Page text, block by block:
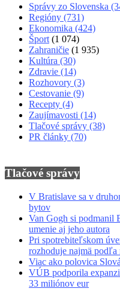
Správy zo Slovenska
Regióny (731)
Ekonomika (424)
Šport (1 074)
Zahraničie (1 935)
Kultúra (30)
Zdravie (14)
Rozhovory (3)
Cestovanie (9)
Recepty (4)
Zaujímavosti (14)
Tlačové správy (38)
PR články (70)
Tlačové správy
V Bratislave sa v
bytov
Van Gogh si podmanil
umenie aj jeho autora
Pri spotrebiteľskom
rozhoduje najmä podľa
Viac ako polovica
VÚB podporila
33 miliónov eur